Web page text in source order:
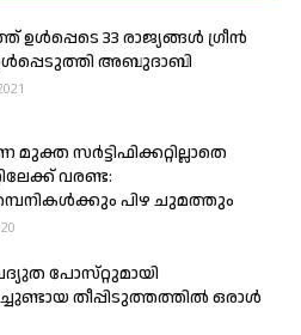
33 രാജ്യങ്ങൾ ഗ്രീൻ
ഉൾപ്പെടുത്തി അബുദാബി
സർട്ടിഫിക്കറ്റില്ലാതെ
വരണ്ട:
പിഴ ചുമത്തും
പോസ്‌റ്റുമായി
തീപ്പിടുത്തത്തില്‍ ഒരാള്‍